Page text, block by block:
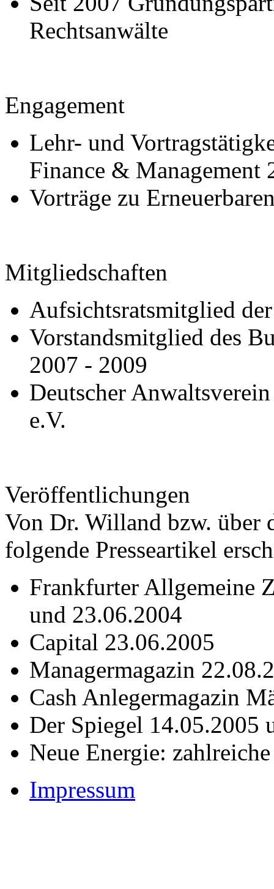
Rechtsanwälte
Engagement
Lehr- und
Finance & Management
Vorträge zu
Mitgliedschaften
Aufsichtsratsmitglied
Vorstandsmitglied des
2007 - 2009
Deutscher
e.V.
Veröffentlichungen
Von Dr. Willand bzw. über
folgende Presseartikel
Frankfurter Allgemeine
und 23.06.2004
Capital 23.06.2005
Managermagazin
Cash Anlegermagazin
Der Spiegel 14.05.2005
Neue Energie:
Impressum